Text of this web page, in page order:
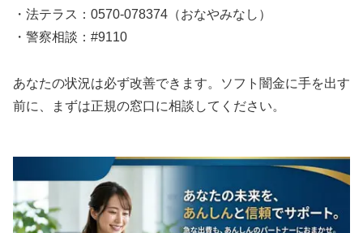
・法テラス：0570-078374（おなやみなし）
・警察相談：#9110
あなたの状況は必ず改善できます。ソフト闇金に手を出す
前に、まずは正規の窓口に相談してください。